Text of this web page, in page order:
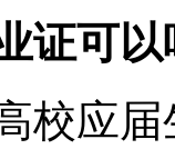
证可以
校应